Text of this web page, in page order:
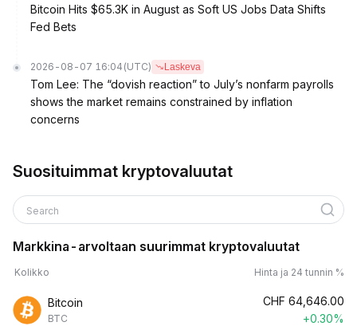
Bitcoin Hits $65.3K in August as Soft US Jobs Data Shifts
Fed Bets
2026-08-07 16:04 (UTC) Laskeva
Tom Lee: The “dovish reaction” to July’s nonfarm payrolls
shows the market remains constrained by inflation
concerns
Suosituimmat kryptovaluutat
Search
Markkina-arvoltaan suurimmat kryptovaluutat
Kolikko Hinta ja 24 tunnin %
Bitcoin
BTC
CHF 64,646.00
+0.30%